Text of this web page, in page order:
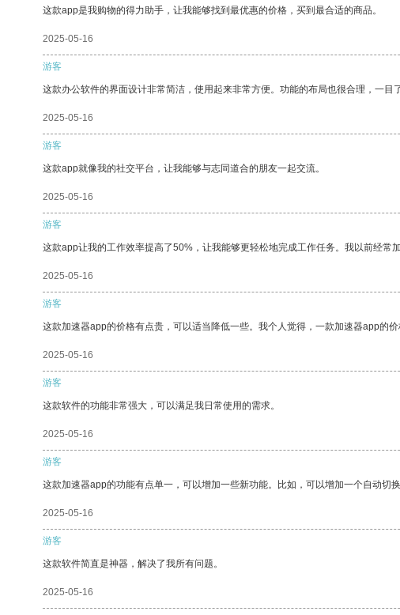
这款app是我购物的得力助手，让我能够找到最优惠的价格，买到最合适的商品。
2025-05-16
游客
这款办公软件的界面设计非常简洁，使用起来非常方便。功能的布局也很合理，一目了
2025-05-16
游客
这款app就像我的社交平台，让我能够与志同道合的朋友一起交流。
2025-05-16
游客
这款app让我的工作效率提高了50%，让我能够更轻松地完成工作任务。我以前经常
2025-05-16
游客
这款加速器app的价格有点贵，可以适当降低一些。我个人觉得，一款加速器app的价
2025-05-16
游客
这款软件的功能非常强大，可以满足我日常使用的需求。
2025-05-16
游客
这款加速器app的功能有点单一，可以增加一些新功能。比如，可以增加一个自动切
2025-05-16
游客
这款软件简直是神器，解决了我所有问题。
2025-05-16